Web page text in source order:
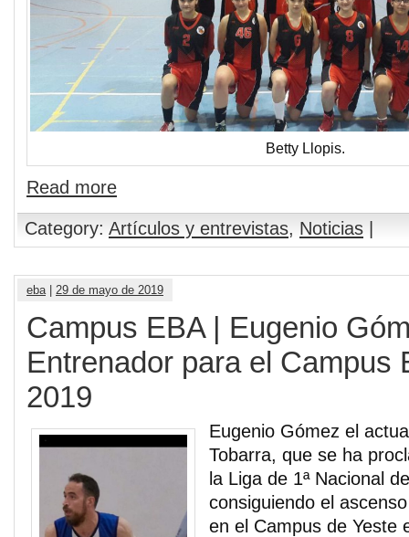
Betty Llopis.
Read more
Category: Artículos y entrevistas, Noticias |
eba | 29 de mayo de 2019
Campus EBA | Eugenio
Entrenador para el Campus
2019
Eugenio Gómez el
Tobarra, que se ha
la Liga de 1ª Nacional
consiguiendo el
en el Campus de Yeste